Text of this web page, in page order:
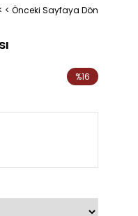
< Önceki Sayfaya Dön
%16